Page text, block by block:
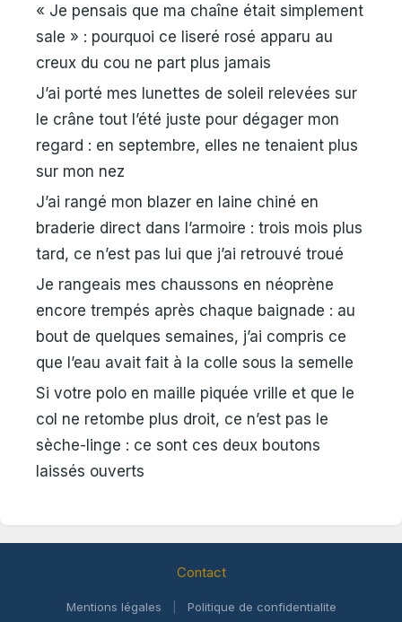
« Je pensais que ma chaîne était simplement
sale » : pourquoi ce liseré rosé apparu au
creux du cou ne part plus jamais
J’ai porté mes lunettes de soleil relevées sur
le crâne tout l’été juste pour dégager mon
regard : en septembre, elles ne tenaient plus
sur mon nez
J’ai rangé mon blazer en laine chiné en
braderie direct dans l’armoire : trois mois plus
tard, ce n’est pas lui que j’ai retrouvé troué
Je rangeais mes chaussons en néoprène
encore trempés après chaque baignade : au
bout de quelques semaines, j’ai compris ce
que l’eau avait fait à la colle sous la semelle
Si votre polo en maille piquée vrille et que le
col ne retombe plus droit, ce n’est pas le
sèche-linge : ce sont ces deux boutons
laissés ouverts
Contact
Mentions légales Politique de confidentialite